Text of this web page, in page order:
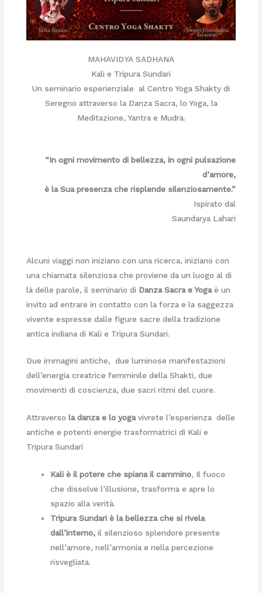
MAHAVIDYA SADHANA
Kali e Tripura Sundari
Un seminario esperienziale al Centro Yoga Shakty di
Seregno attraverso la Danza Sacra, lo Yoga, la
Meditazione, Yantra e Mudra.
“In ogni movimento di bellezza, in ogni pulsazione
d’amore,
è la Sua presenza che risplende silenziosamente.”
Ispirato dal
Saundarya Lahari
Alcuni viaggi non iniziano con una ricerca, iniziano con
una chiamata silenziosa che proviene da un luogo al di
là delle parole, il seminario di Danza Sacra e Yogaè un
invito ad entrare in contatto con la forza e la saggezza
vivente espresse dalle figure sacre della tradizione
antica indiana di Kali e Tripura Sundari.
Due immagini antiche, due luminose manifestazioni
dell’energia creatrice femminile della Shakti, due
movimenti di coscienza, due sacri ritmi del cuore.
Attraversola danza e lo yogavivrete l’esperienza delle
antiche e potenti energie trasformatrici di Kali e
Tripura Sundari
Kali è il potere che spiana il cammino, Il fuoco
che dissolve l’illusione, trasforma e apre lo
spazio alla verità.
Tripura Sundari è la bellezza che si rivela
dall’interno, il silenzioso splendore presente
nell’amore, nell’armonia e nella percezione
risvegliata.